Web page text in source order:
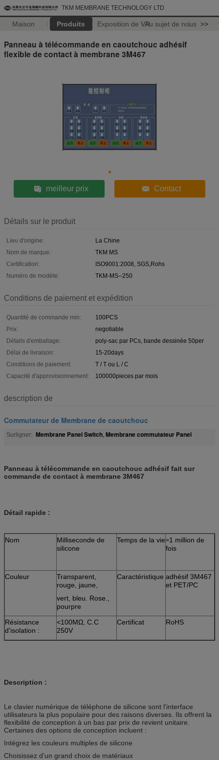
TKM MEMBRANE TECHNOLOGY LTD.
Maison Produits Exposition de VRAu sujet de nous >>
Panneau à télécommande en caoutchouc adhésif
flexible de contact à membrane 3M467
meilleur prix Contact
Détails sur le produit
Lieu d'origine:
La Chine
Nom de marque:
TKM MS
Certification:
ISO9001:2008, SGS,Rohs
Numéro de modèle:
TKM-MS--250
Conditions de paiement et expédition
Quantité de commande min:
100PCS
Prix:
negotiable
Détails d'emballage:
poly-sac par PCs, bande dessinée 50per
Délai de livraison:
15-20days
Conditions de paiement:
T / T ou L / C
Capacité d'approvisionnement:
100000pieces par mois
description de
Commutateur de Membrane de caoutchouc
Surligner: Membrane Panel Switch, Membrane commutateur Panel
Panneau à télécommande en caoutchouc adhésif fait sur
commande de contact à membrane 3M467
Détail rapide :
Nom
Milliseconde de
silicone
Temps de la vie>1 million de
fois
Couleur
Transparent,
rouge, jaune,
vert, bleu. Rose.,
pourpre
Caractéristique adhésif 3M467
et PET/PC
Résistance
d'isolation :
<100MΩ, C.C
250V
Certificat RoHS
Description :
Le clavier numérique de téléphone de silicone sont l'interface
utilisateurs la plus populaire pour des raisons diverses. Ils offrent la
flexibilité de conception à un bas par prix de revient unitaire.
Certaines des options de conception incluent :
Intégrez les couleurs multiples de silicone
Choisissez d'un grand choix de matériaux